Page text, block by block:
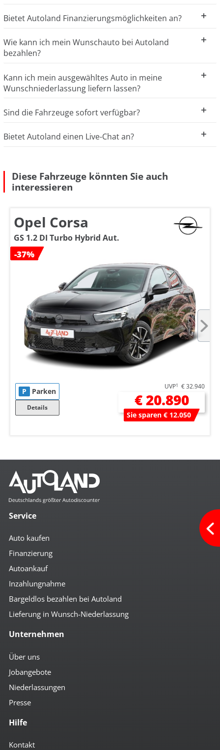
Bietet Autoland Finanzierungsmöglichkeiten an?
Wie kann ich mein Wunschauto bei Autoland
bezahlen?
Kann ich mein ausgewähltes Auto in meine
Wunschniederlassung liefern lassen?
Sind die Fahrzeuge sofort verfügbar?
Bietet Autoland einen Live-Chat an?
Diese Fahrzeuge könnten Sie auch
interessieren
Opel Corsa
GS 1.2 DI Turbo Hybrid Aut.
-37%
P Parken
Details
UVP1 € 32.940
€ 20.890
Sie sparen € 12.050
Service
Auto kaufen
Finanzierung
Autoankauf
Inzahlungnahme
Bargeldlos bezahlen bei Autoland
Lieferung in Wunsch-Niederlassung
Unternehmen
Über uns
Jobangebote
Niederlassungen
Presse
Hilfe
Kontakt